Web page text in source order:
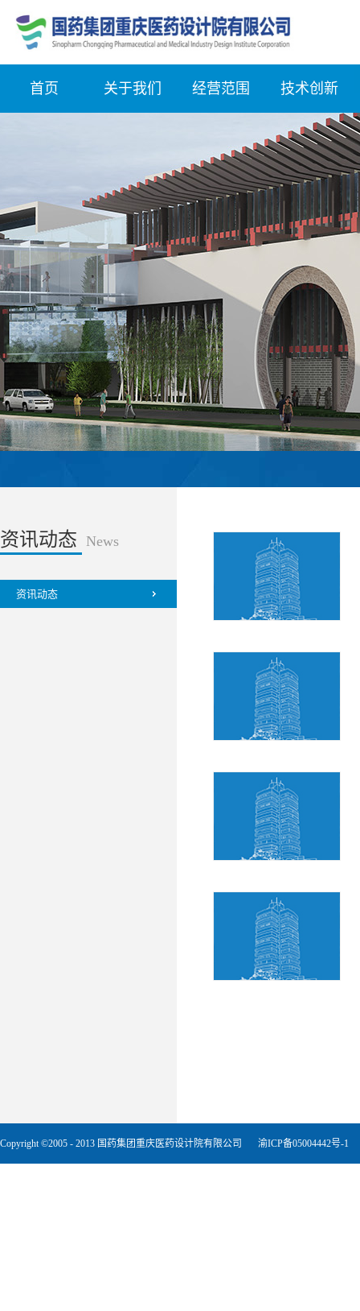
首页 关于我们 经营范围 技术创新
资讯动态 News
资讯动态
Copyright ©2005 - 2013 国药集团重庆医药设计院有限公司 渝ICP备05004442号-1